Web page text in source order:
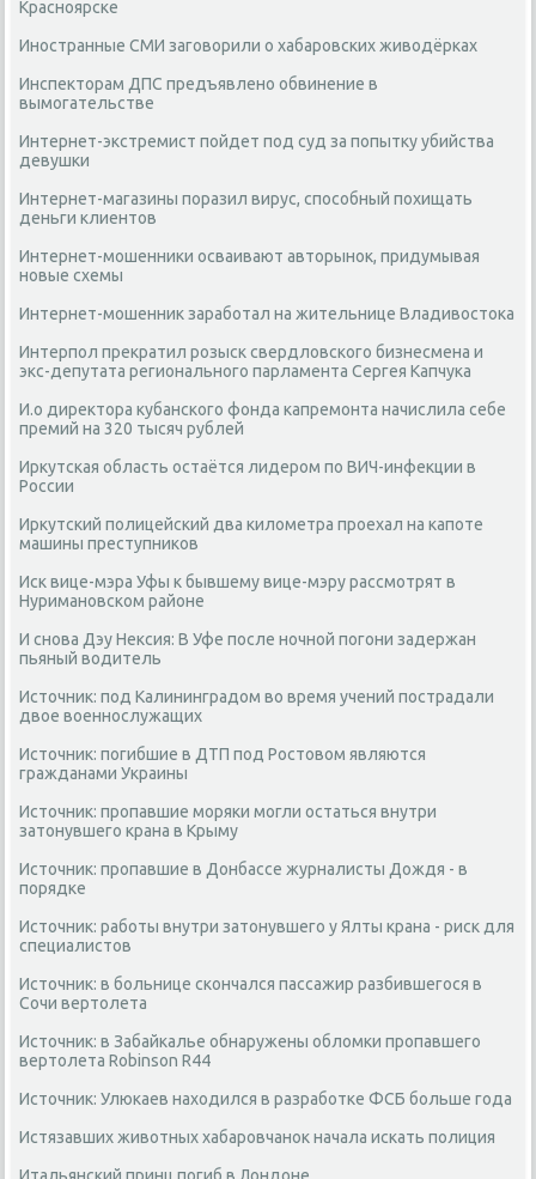
Красноярске
Иностранные СМИ заговорили о хабаровских живодёрках
Инспекторам ДПС предъявлено обвинение в
вымогательстве
Интернет-экстремист пойдет под суд за попытку убийства
девушки
Интернет-магазины поразил вирус, способный похищать
деньги клиентов
Интернет-мошенники осваивают авторынок, придумывая
новые схемы
Интернет-мошенник заработал на жительнице Владивостока
Интерпол прекратил розыск свердловского бизнесмена и
экс-депутата регионального парламента Сергея Капчука
И.о директора кубанского фонда капремонта начислила себе
премий на 320 тысяч рублей
Иркутская область остаётся лидером по ВИЧ-инфекции в
России
Иркутский полицейский два километра проехал на капоте
машины преступников
Иск вице-мэра Уфы к бывшему вице-мэру рассмотрят в
Нуримановском районе
И снова Дэу Нексия: В Уфе после ночной погони задержан
пьяный водитель
Источник: под Калининградом во время учений пострадали
двое военнослужащих
Источник: погибшие в ДТП под Ростовом являются
гражданами Украины
Источник: пропавшие моряки могли остаться внутри
затонувшего крана в Крыму
Источник: пропавшие в Донбассе журналисты Дождя - в
порядке
Источник: работы внутри затонувшего у Ялты крана - риск для
специалистов
Источник: в больнице скончался пассажир разбившегося в
Сочи вертолета
Источник: в Забайкалье обнаружены обломки пропавшего
вертолета Robinson R44
Источник: Улюкаев находился в разработке ФСБ больше года
Истязавших животных хабаровчанок начала искать полиция